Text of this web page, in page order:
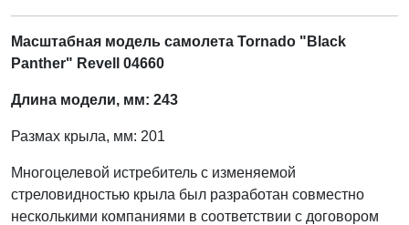
Масштабная модель самолета Tornado "Black
Panther" Revell 04660
Длина модели, мм: 243
Размах крыла, мм: 201
Многоцелевой истребитель с изменяемой
стреловидностью крыла был разработан совместно
несколькими компаниями в соответствии с договором